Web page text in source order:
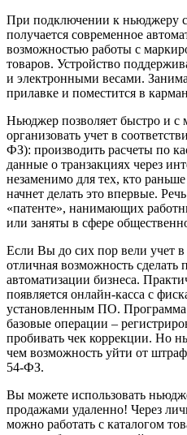
При подключении к ньюджеру
получается современное
возможностью работы с
товаров. Устройство
и электронными весами.
прилавке и поместится в
Ньюджер позволяет быстро и с
организовать учет в
ФЗ): производить расчеты по
данные о транзакциях через
незаменимо для тех, кто
начнет делать это впервые.
«патенте», нанимающих
или заняты в сфере
Если Вы до сих пор вели учет в
отличная возможность
автоматизации бизнеса.
появляется онлайн-касса с
установленным ПО. Программа
базовые операции –
пробивать чек коррекции. Но
чем возможность уйти от
54-ФЗ.
Вы можете использовать
продажами удаленно! Через
можно работать с каталогом